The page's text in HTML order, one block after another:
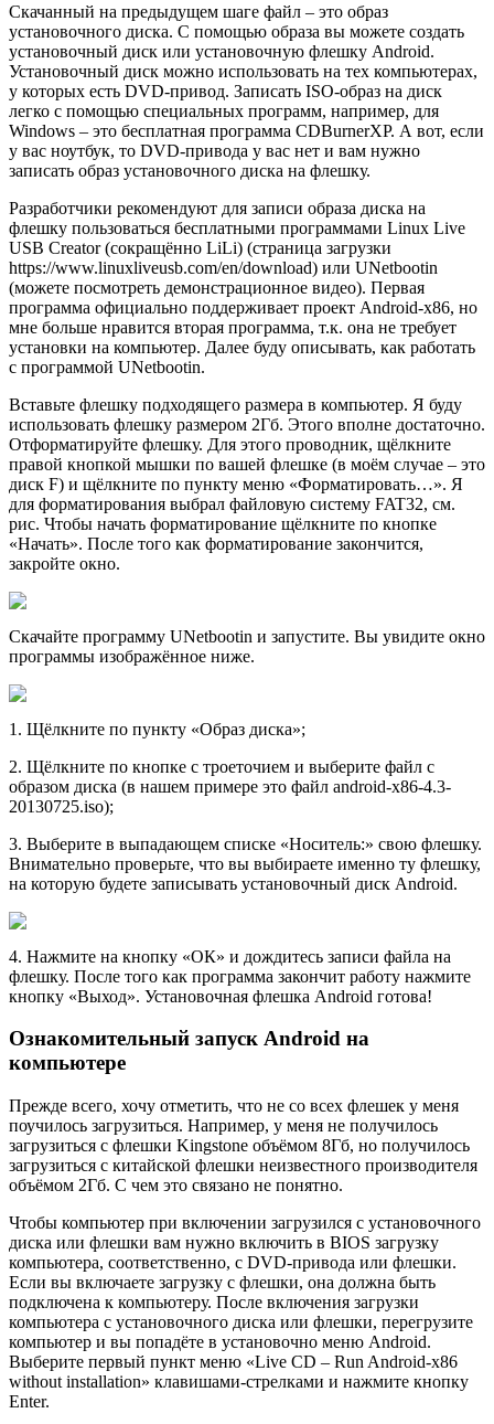
Скачанный на предыдущем шаге файл – это образ
установочного диска. С помощью образа вы можете создать
установочный диск или установочную флешку Android.
Установочный диск можно использовать на тех компьютерах,
у которых есть DVD-привод. Записать ISO-образ на диск
легко с помощью специальных программ, например, для
Windows – это бесплатная программа CDBurnerXP. А вот, если
у вас ноутбук, то DVD-привода у вас нет и вам нужно
записать образ установочного диска на флешку.
Разработчики рекомендуют для записи образа диска на
флешку пользоваться бесплатными программами Linux Live
USB Creator (сокращённо LiLi) (страница загрузки
https://www.linuxliveusb.com/en/download) или UNetbootin
(можете посмотреть демонстрационное видео). Первая
программа официально поддерживает проект Android-x86, но
мне больше нравится вторая программа, т.к. она не требует
установки на компьютер. Далее буду описывать, как работать
с программой UNetbootin.
Вставьте флешку подходящего размера в компьютер. Я буду
использовать флешку размером 2Гб. Этого вполне достаточно.
Отформатируйте флешку. Для этого проводник, щёлкните
правой кнопкой мышки по вашей флешке (в моём случае – это
диск F) и щёлкните по пункту меню «Форматировать…». Я
для форматирования выбрал файловую систему FAT32, см.
рис. Чтобы начать форматирование щёлкните по кнопке
«Начать». После того как форматирование закончится,
закройте окно.
Скачайте программу UNetbootin и запустите. Вы увидите окно
программы изображённое ниже.
1. Щёлкните по пункту «Образ диска»;
2. Щёлкните по кнопке с троеточием и выберите файл с
образом диска (в нашем примере это файл android-x86-4.3-
20130725.iso);
3. Выберите в выпадающем списке «Носитель:» свою флешку.
Внимательно проверьте, что вы выбираете именно ту флешку,
на которую будете записывать установочный диск Android.
4. Нажмите на кнопку «ОК» и дождитесь записи файла на
флешку. После того как программа закончит работу нажмите
кнопку «Выход». Установочная флешка Android готова!
Ознакомительный запуск Android на
компьютере
Прежде всего, хочу отметить, что не со всех флешек у меня
поучилось загрузиться. Например, у меня не получилось
загрузиться с флешки Kingstone объёмом 8Гб, но получилось
загрузиться с китайской флешки неизвестного производителя
объёмом 2Гб. С чем это связано не понятно.
Чтобы компьютер при включении загрузился с установочного
диска или флешки вам нужно включить в BIOS загрузку
компьютера, соответственно, с DVD-привода или флешки.
Если вы включаете загрузку с флешки, она должна быть
подключена к компьютеру. После включения загрузки
компьютера с установочного диска или флешки, перегрузите
компьютер и вы попадёте в установочно меню Android.
Выберите первый пункт меню «Live CD – Run Android-x86
without installation» клавишами-стрелками и нажмите кнопку
Enter.